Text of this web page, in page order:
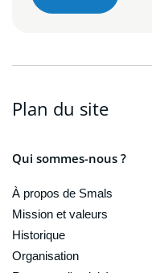
Plan du site
Qui sommes-nous ?
À propos de Smals
Mission et valeurs
Historique
Organisation